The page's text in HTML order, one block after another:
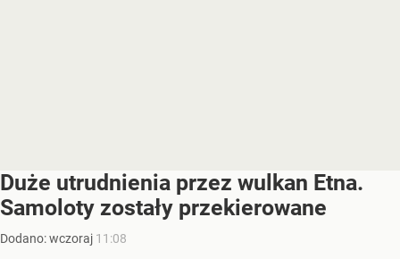
Duże utrudnienia przez wulkan Etna.
Samoloty zostały przekierowane
Dodano:wczoraj 11:08